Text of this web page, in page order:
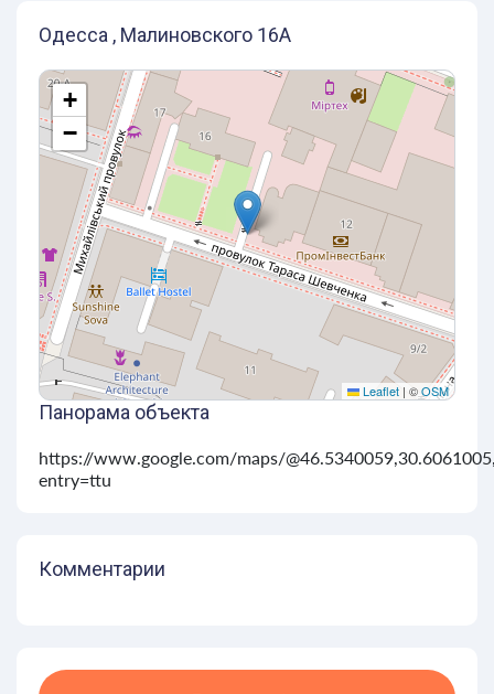
Одесса , Малиновского 16А
+
−
Leaflet | ©OSM
Панорама объекта
https://www.google.com/maps/
entry=ttu
Комментарии